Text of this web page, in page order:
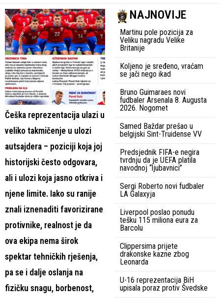
Češka reprezentacija ulazi u
veliko takmičenje u ulozi
autsajdera – poziciji koja joj
historijski često odgovara,
ali i ulozi koja jasno otkriva i
njene limite. Iako su ranije
znali iznenaditi favorizirane
protivnike, realnost je da
ova ekipa nema širok
spektar tehničkih rješenja,
pa se i dalje oslanja na
fizičku snagu, borbenost,
NAJNOVIJE
Martinu pole pozicija za
Veliku nagradu Velike
Britanije
Koljeno je sređeno, vraćam
se jači nego ikad
Bruno Guimaraes novi
fudbaler Arsenala 8. Augusta
2026. Nogomet
Samed Baždar prešao u
belgijski Sint-Truidense VV
Predsjednik FIFA-e negira
tvrdnju da je UEFA platila
navodnoj “ljubavnici”
Sergi Roberto novi fudbaler
LA Galaxyja
Liverpool poslao ponudu
tešku 115 miliona eura za
Barcolu
Clippersima prijete
drakonske kazne zbog
Leonarda
U-16 reprezentacija BiH
upisala poraz protiv Švedske